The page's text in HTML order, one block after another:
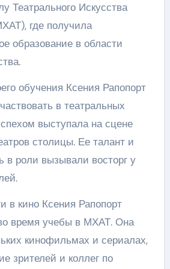
Театрального Искусства
где получила
образование в области
обучения Ксения Рапопорт
в театральных
выступала на сцене
столицы. Ее талант и
в роли вызывали восторг у
в кино Ксения Рапопорт
время учебы в МХАТ. Она
кинофильмах и сериалах,
зрителей и коллег по